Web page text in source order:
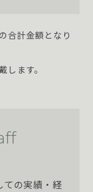
合計金額となり
します。
ての実績・経